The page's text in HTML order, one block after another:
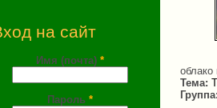
на сайт
Имя (почта) *
Пароль *
облако
Тема:
Группа: